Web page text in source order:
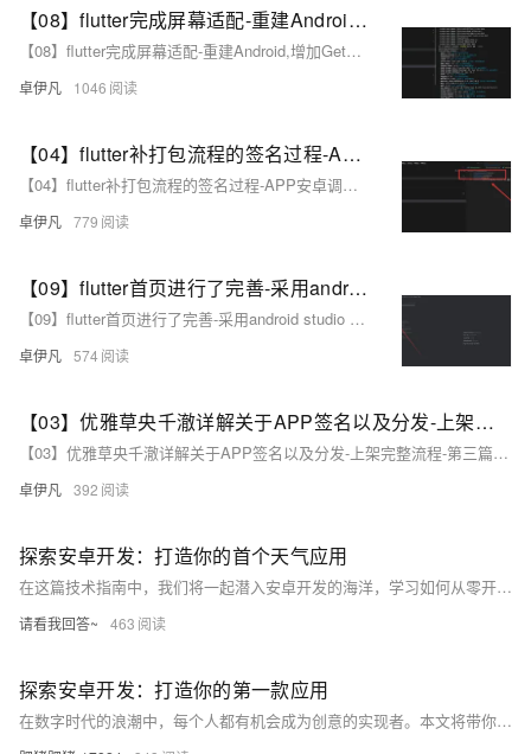
【08】flutter完成屏幕适配-重建Android,增加GetX路由,屏幕适配,基础导航栏-多版本SDK以及gradle造成的关于fvm的使用（flutter version manage）-卓伊凡换人优雅草Alex-开发完整的社交APP-前端客户端开发+数据联调|以优雅草商业项目为例做开发-flutter开发-全流程-商业应用级实战开发-优雅草Alex
【08】flutter完成屏幕适配-重建Android,增加GetX路由,屏幕适配,基础导航栏-多版本SDK以及gradle造成的关于fvm的使用（flutter version manage）-卓伊凡换人优雅草Alex-开发完整的社交APP-前端客户端开发+数据联调|以优雅草商业项目为例做开发-flutter开发-全流程-商业应用级实战开发-优雅草Alex
卓伊凡 1046
【04】flutter补打包流程的签名过程-APP安卓调试配置-结构化项目目录-完善注册相关页面-开发完整的社交APP-前端客户端开发+数据联调|以优雅草商业项目为例做开发-flutter开发-全流程
【04】flutter补打包流程的签名过程-APP安卓调试配置-结构化项目目录-完善注册相关页面-开发完整的社交APP-前端客户端开发+数据联调|以优雅草商业项目为例做开发-flutter开发-全流程
卓伊凡 779
【09】flutter首页进行了完善-采用android studio 进行真机调试开发-增加了直播间列表和短视频人物列表-增加了用户中心-卓伊凡换人优雅草Alex-开发完整的社交APP-前端客户端开发+数据联调|以优雅草商业项目为例做开发-flutter开发-全流程-商业应用级实战开发-优雅草Alex
【09】flutter首页进行了完善-采用android studio 进行真机调试开发-增加了直播间列表和短视频人物列表-增加了用户中心-卓伊凡换人优雅草Alex-开发完整的社交APP-前端客户端开发+数据联调|以优雅草商业项目为例做开发-flutter开发-全流程-商业应用级实战开发-优雅草Alex
卓伊凡 574
【03】优雅草央千澈详解关于APP签名以及分发-上架完整流程-第三篇安卓APP上架华为商店后面的步骤-华为应用商店相对比较麻烦一些-华为商店安卓上架
【03】优雅草央千澈详解关于APP签名以及分发-上架完整流程-第三篇安卓APP上架华为商店后面的步骤-华为应用商店相对比较麻烦一些-华为商店安卓上架
卓伊凡 392
探索安卓开发：打造你的首个天气应用
在这篇技术指南中，我们将一起潜入安卓开发的海洋，学习如何从零开始构建一个简单的天气应用。通过这个实践项目，你将掌握安卓开发的核心概念、界面设计、网络编程以及数据解析等技能。无论你是初学者还是有一定基础的开发者，这篇文章都将为你提供一个清晰的路线图和实用的代码示例，帮助你在安卓开发的道路上迈出坚实的一步。让我们一起开始这段旅程，打造属于你自己的第一个安卓应用吧！
请看我回答~ 463
探索安卓开发：打造你的第一款应用
在数字时代的浪潮中，每个人都有机会成为创意的实现者。本文将带你走进安卓开发的奇妙世界，通过浅显易懂的语言和实际代码示例，引导你从零开始构建自己的第一款安卓应用。无论你是编程新手还是希望拓展技术的开发者，这篇文章都将为你打开一扇门，让你的创意和技术一起飞扬。